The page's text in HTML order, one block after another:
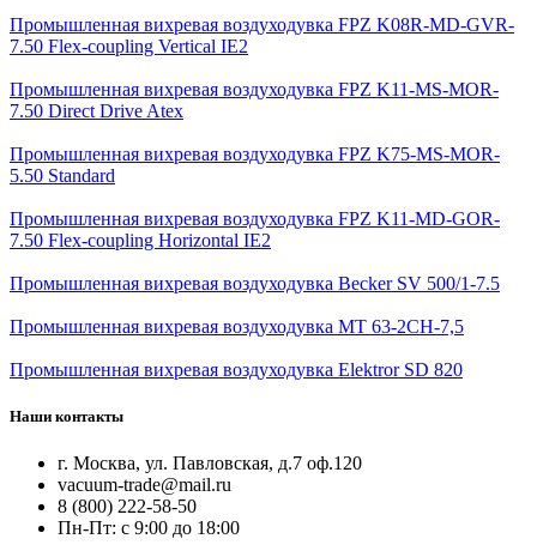
Промышленная вихревая воздуходувка FPZ K08R-MD-GVR-
7.50 Flex-coupling Vertical IE2
Промышленная вихревая воздуходувка FPZ K11-MS-MOR-
7.50 Direct Drive Atex
Промышленная вихревая воздуходувка FPZ K75-MS-MOR-
5.50 Standard
Промышленная вихревая воздуходувка FPZ K11-MD-GOR-
7.50 Flex-coupling Horizontal IE2
Промышленная вихревая воздуходувка Becker SV 500/1-7.5
Промышленная вихревая воздуходувка MT 63-2CH-7,5
Промышленная вихревая воздуходувка Elektror SD 820
Наши контакты
г. Москва, ул. Павловская, д.7 оф.120
vacuum-trade@mail.ru
8 (800) 222-58-50
Пн-Пт: с 9:00 до 18:00